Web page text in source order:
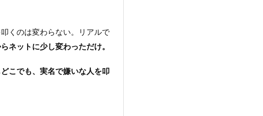
くのは変わらない。リアルで
ネットに少し変わっただけ。
どこでも、実名で嫌いな人を叩